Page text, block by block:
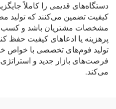
دستگاه‌های قدیمی را کاملاً
کیفیت تضمین می‌کنند که تولید
مشخصات مشتریان باشد و
پرهزینه یا ادعاهای کیفیت حفظ
تولید فوم‌های تخصصی با خواص
فرصت‌های بازار جدید و
می‌کند.